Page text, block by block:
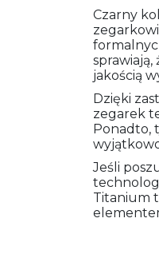
Czarny
jakością
Dzięki
zegarek
Ponadto,
Jeśli
Titanium